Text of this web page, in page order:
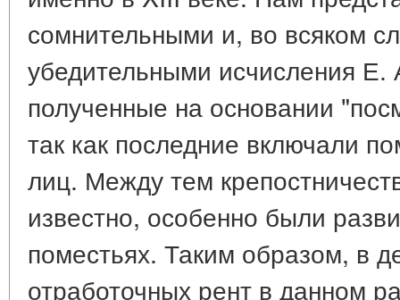
сомнительными и, во всяком
убедительными исчисления Е.
полученные на основании
так как последние включали
лиц. Между тем
известно, особенно были
поместьях. Таким образом, в
отработочных рент в данном